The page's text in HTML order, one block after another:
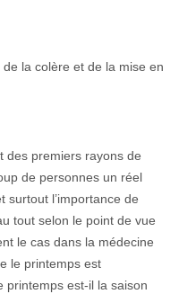
la colère et de la mise en
des premiers rayons de
de personnes un réel
surtout l’importance de
tout selon le point de vue
le cas dans la médecine
le printemps est
printemps est-il la saison